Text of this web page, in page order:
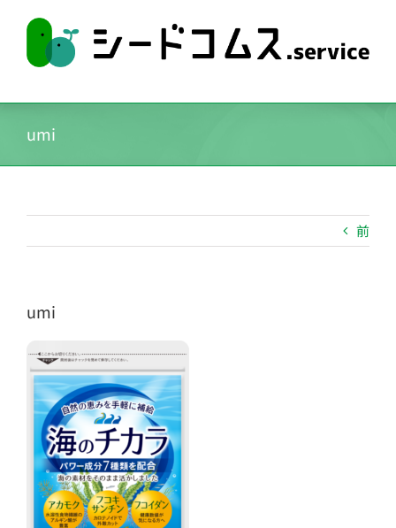
content
umi
前
umi